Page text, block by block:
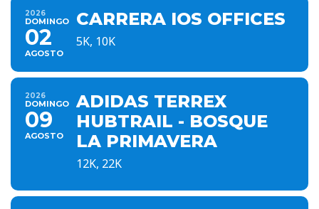
2026
DOMINGO
02
AGOSTO
CARRERA IOS OFFICES
5K, 10K
2026
DOMINGO
09
AGOSTO
ADIDAS TERREX
HUBTRAIL - BOSQUE
LA PRIMAVERA
12K, 22K